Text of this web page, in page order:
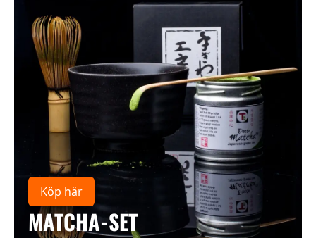
MATCHA-SET
Köp här